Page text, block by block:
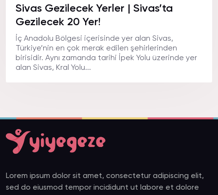
Sivas Gezilecek Yerler | Sivas’ta
Gezilecek 20 Yer!
İç Anadolu Bölgesi içerisinde yer alan Sivas,
Türkiye’nin en çok merak edilen şehirlerinden
birisidir. Aynı zamanda tarihi İpek Yolu üzerinde yer
alan Sivas, Kral Yolu...
Lorem ipsum dolor sit amet, consectetur adipiscing elit,
sed do eiusmod tempor incididunt ut labore et dolore